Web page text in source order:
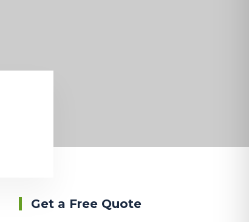
Get a Free Quote